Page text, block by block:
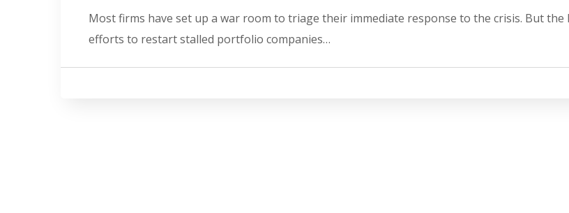
Most firms have set up a war room to triage their immediate response to the crisis. But
efforts to restart stalled portfolio companies…